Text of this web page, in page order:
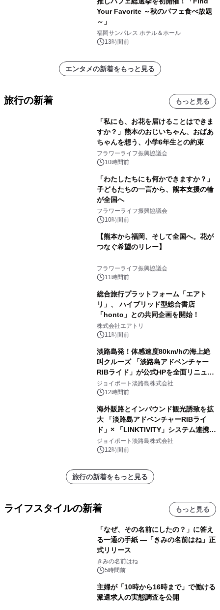
Your Favorite ～秋のパフェ食べ放題
～」
福岡サンパレス ホテル＆ホール
13時間前
エンタメの新着をもっと見る
旅行の新着 もっと見る
「私にも、お花を届けることはできま
すか？」熊本のおじいちゃん、おばあ
ちゃんを想う、小学6年生との約束
フラワーライフ振興協議会
10時間前
「わたしたちにも何かできますか？」
子どもたちの一言から、熊本支援の輪
が全国へ
フラワーライフ振興協議会
10時間前
【熊本から福岡、そして全国へ。花が
つなぐ希望のリレー】
フラワーライフ振興協議会
11時間前
総合旅行プラットフォーム「エアト
リ」、 ハイブリッド型総合書店
「honto」との共同企画を開始！
株式会社エアトリ
11時間前
淡路島発！体感速度80km/hの海上絶
叫クルーズ 「淡路島アドベンチャー
RIBライド」が公式HPを全面リニュー
アル！ ～スマホで即予約完了の「スマ
ート設計」へ刷新～
ジョイポート淡路島株式会社
12時間前
海外販路とインバウンド観光誘致を拡
大 「淡路島アドベンチャーRIBライ
ド」× 「LINKTIVITY」システム連携を
開始！
ジョイポート淡路島株式会社
12時間前
旅行の新着をもっと見る
ライフスタイルの新着 もっと見る
「なぜ、その名前にしたの？」に答え
る一通の手紙 ―「きみの名前はね」正
式リリース
きみの名前はね
5時間前
主婦が「10時から16時まで」で働ける
派遣求人の実態調査を公開